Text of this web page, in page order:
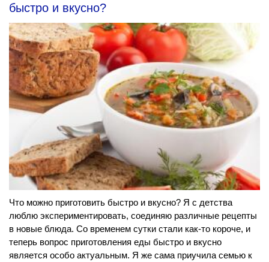
быстро и вкусно?
Что можно приготовить быстро и вкусно? Я с детства
люблю экспериментировать, соединяю различные рецепты
в новые блюда. Со временем сутки стали как-то короче, и
теперь вопрос приготовления еды быстро и вкусно
является особо актуальным. Я же сама приучила семью к